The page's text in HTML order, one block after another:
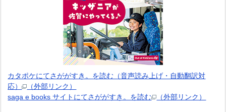
カタポケにてさががすき。を読む（音声読み上げ・自動翻訳対
応）
（外部リンク）
saga e books サイトにてさががすき。を読む
（外部リンク）